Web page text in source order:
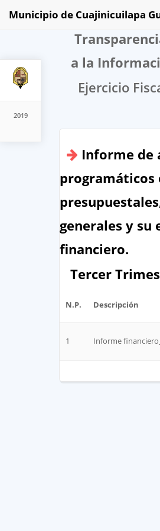
2019
Municipio de Cuajinicuilapa
a la
Ejercicio
Informe de
programáticos
generales y su
financiero.
Tercer
N.P. Descripción
1 Informe